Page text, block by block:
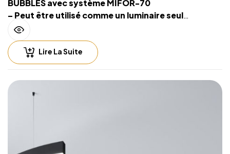
BUBBLES avec système MIFOR-70
– Peut être utilisé comme un luminaire seul
– Source lumineuse intégrée et système de
suspension sur filins
– Hauteur de suspension facilement réglable
– Compatible with lighting control including
– Fichiers CAD 2D et BIM 3D disponibles en
Lire La Suite